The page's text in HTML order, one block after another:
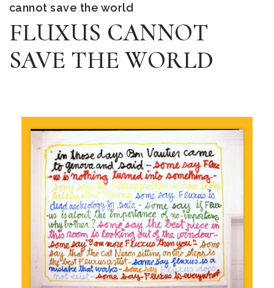
cannot save the world
FLUXUS CANNOT
SAVE THE WORLD